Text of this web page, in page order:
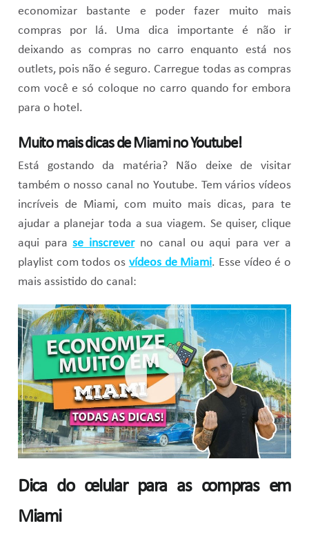
economizar bastante e poder fazer muito mais
compras por lá. Uma dica importante é não ir
deixando as compras no carro enquanto está nos
outlets, pois não é seguro. Carregue todas as compras
com você e só coloque no carro quando for embora
para o hotel.
Muito mais dicas de Miami no Youtube!
Está gostando da matéria? Não deixe de visitar
também o nosso canal no Youtube. Tem vários vídeos
incríveis de Miami, com muito mais dicas, para te
ajudar a planejar toda a sua viagem. Se quiser, clique
aqui parase inscreverno canal ou aqui para ver a
playlist com todos os vídeos de Miami. Esse vídeo é o
mais assistido do canal:
Dica do celular para as compras em
Miami